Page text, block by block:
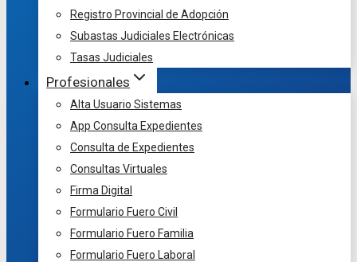
Registro Provincial de Adopción
Subastas Judiciales Electrónicas
Tasas Judiciales
Profesionales
Alta Usuario Sistemas
App Consulta Expedientes
Consulta de Expedientes
Consultas Virtuales
Firma Digital
Formulario Fuero Civil
Formulario Fuero Familia
Formulario Fuero Laboral